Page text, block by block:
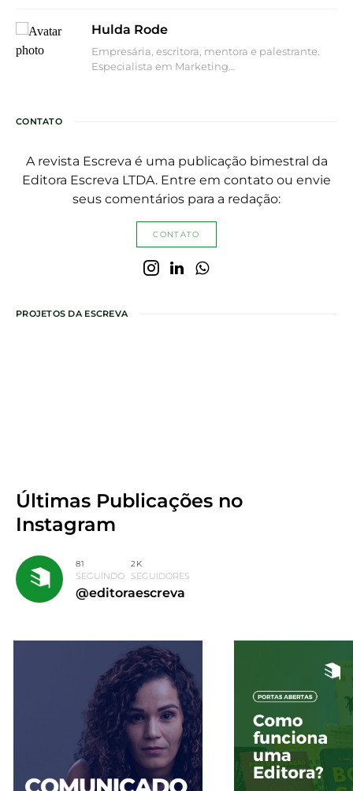
Hulda Rode
Empresária, escritora, mentora e palestrante.
Especialista em Marketing…
CONTATO
A revista Escreva é uma publicação bimestral da
Editora Escreva LTDA. Entre em contato ou envie
seus comentários para a redação:
CONTATO
PROJETOS DA ESCREVA
Últimas Publicações no
Instagram
81
SEGUINDO
2K
SEGUIDORES
@editoraescreva